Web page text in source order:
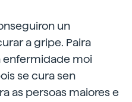
un
a gripe. Paira
enfermidade moi
se cura sen
as persoas maiores e